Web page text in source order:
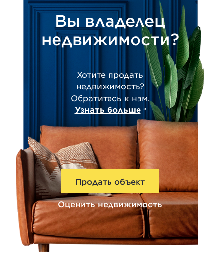
Вы владелец
недвижимости?
Хотите продать
недвижимость?
Обратитесь к нам.
Узнать больше
Продать объект
Оценить недвижимость